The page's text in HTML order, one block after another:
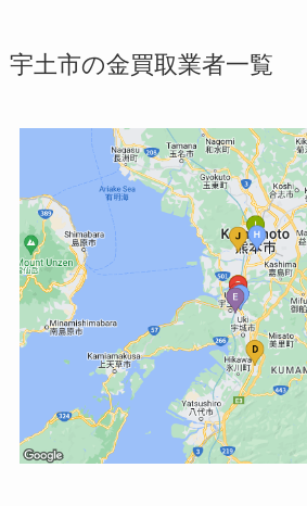
宇土市の金買取業者一覧